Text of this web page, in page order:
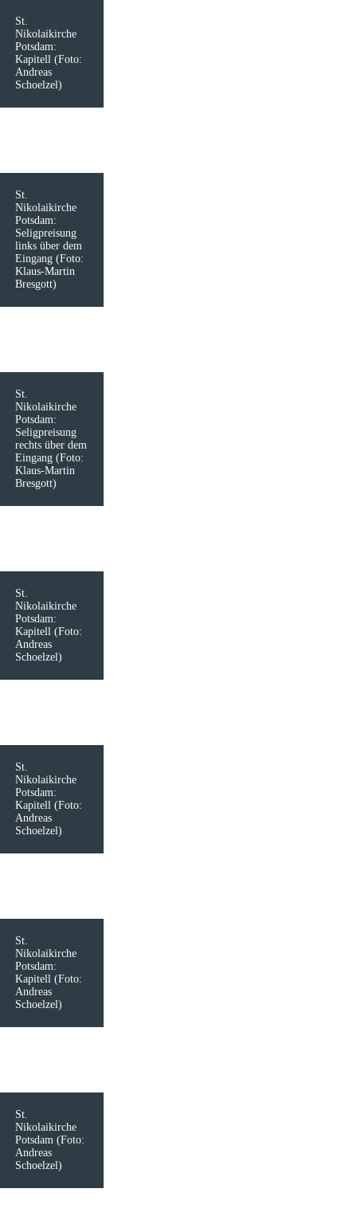
St.
Nikolaikirche
Potsdam:
Kapitell (Foto:
Andreas
Schoelzel)
St.
Nikolaikirche
Potsdam:
Seligpreisung
links über dem
Eingang (Foto:
Klaus-Martin
Bresgott)
St.
Nikolaikirche
Potsdam:
Seligpreisung
rechts über dem
Eingang (Foto:
Klaus-Martin
Bresgott)
St.
Nikolaikirche
Potsdam:
Kapitell (Foto:
Andreas
Schoelzel)
St.
Nikolaikirche
Potsdam:
Kapitell (Foto:
Andreas
Schoelzel)
St.
Nikolaikirche
Potsdam:
Kapitell (Foto:
Andreas
Schoelzel)
St.
Nikolaikirche
Potsdam (Foto:
Andreas
Schoelzel)